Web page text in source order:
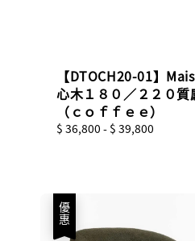
【DTOCH20-01】
心木１８０／２２０質
（ｃｏｆｆｅｅ）
Regular
$ 36,800 - $ 39,800
優惠